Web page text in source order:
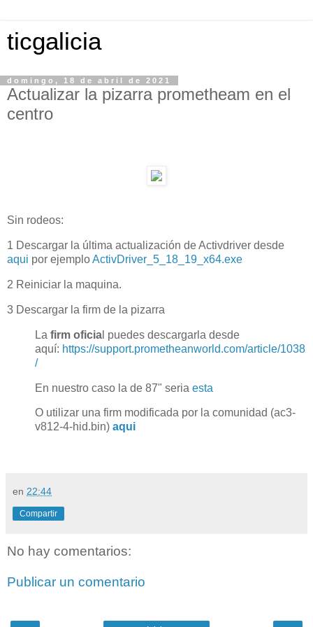
ticgalicia
domingo, 18 de abril de 2021
Actualizar la pizarra prometheam en el
centro
Sin rodeos:
1 Descargar la última actualización de Activdriver desde
aqui por ejemploActivDriver_5_18_19_x64.exe
2 Reiniciar la maquina.
3 Descargar la firm de la pizarra
La firm oficia l puedes descargarla desde
aquí: https://support.prometheanworld.com/article/1038
/
En nuestro caso la de 87" seria esta
O utilizar una firm modificada por la comunidad (ac3-
v812-4-hid.bin) aqui
en 22:44
Compartir
No hay comentarios:
Publicar un comentario